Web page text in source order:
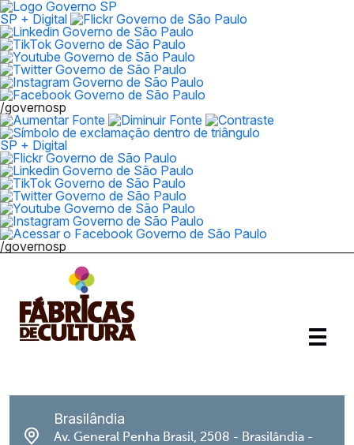
SP + Digital
/governosp
SP + Digital
/governosp
Brasilândia
Av. General Penha Brasil, 2508 - Brasilândia -